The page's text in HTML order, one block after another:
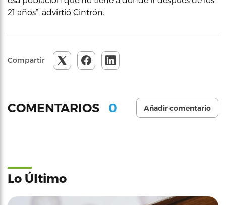
21 años”, advirtió Cintrón.
Compartir
COMENTARIOS 0 Añadir comentario
Lo Último